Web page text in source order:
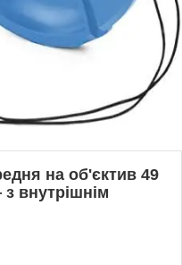
на об'єктив 49
внутрішнім